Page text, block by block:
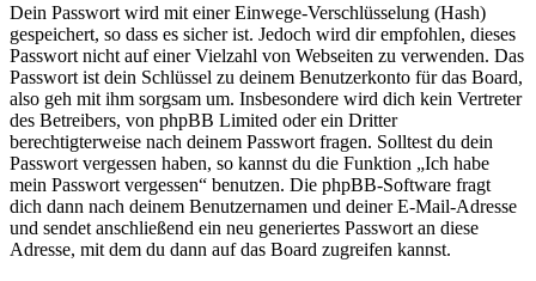
Dein Passwort wird mit einer Einwege-Verschlüsselung (Hash)
gespeichert, so dass es sicher ist. Jedoch wird dir empfohlen, dieses
Passwort nicht auf einer Vielzahl von Webseiten zu verwenden. Das
Passwort ist dein Schlüssel zu deinem Benutzerkonto für das Board,
also geh mit ihm sorgsam um. Insbesondere wird dich kein Vertreter
des Betreibers, von phpBB Limited oder ein Dritter
berechtigterweise nach deinem Passwort fragen. Solltest du dein
Passwort vergessen haben, so kannst du die Funktion „Ich habe
mein Passwort vergessen“ benutzen. Die phpBB-Software fragt
dich dann nach deinem Benutzernamen und deiner E-Mail-Adresse
und sendet anschließend ein neu generiertes Passwort an diese
Adresse, mit dem du dann auf das Board zugreifen kannst.